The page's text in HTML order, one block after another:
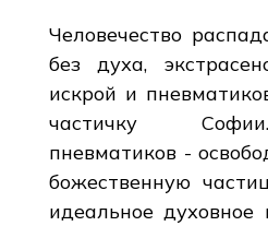
Человечество
без духа,
искрой и
частичку
пневматиков -
божественную
идеальное духовное